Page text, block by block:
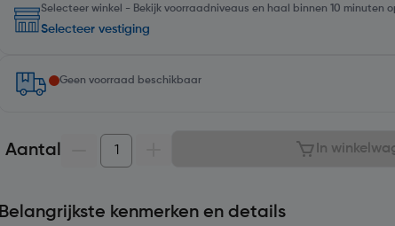
Selecteer winkel - Bekijk voorraadniveaus en haal binnen 10 minuten
Selecteer vestiging
Geen voorraad beschikbaar
Aantal In
Belangrijkste kenmerken en details